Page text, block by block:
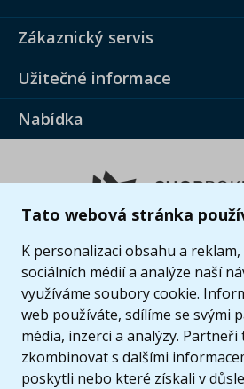
Tato webová stránka
K personalizaci obsahu a
sociálních médií a analýze naší
využíváme soubory cookie.
web používáte, sdílíme se svými
média, inzerci a analýzy.
zkombinovat s dalšími
poskytli nebo které získali v
Zákaznický servis
Užitečné informace
Nabídka